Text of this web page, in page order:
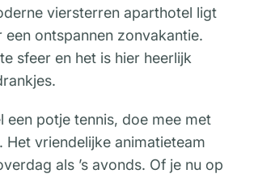
viersterren aparthotel ligt
ontspannen zonvakantie.
sfeer en het is hier heerlijk
een potje tennis, doe mee met
vriendelijke animatieteam
als ’s avonds. Of je nu op